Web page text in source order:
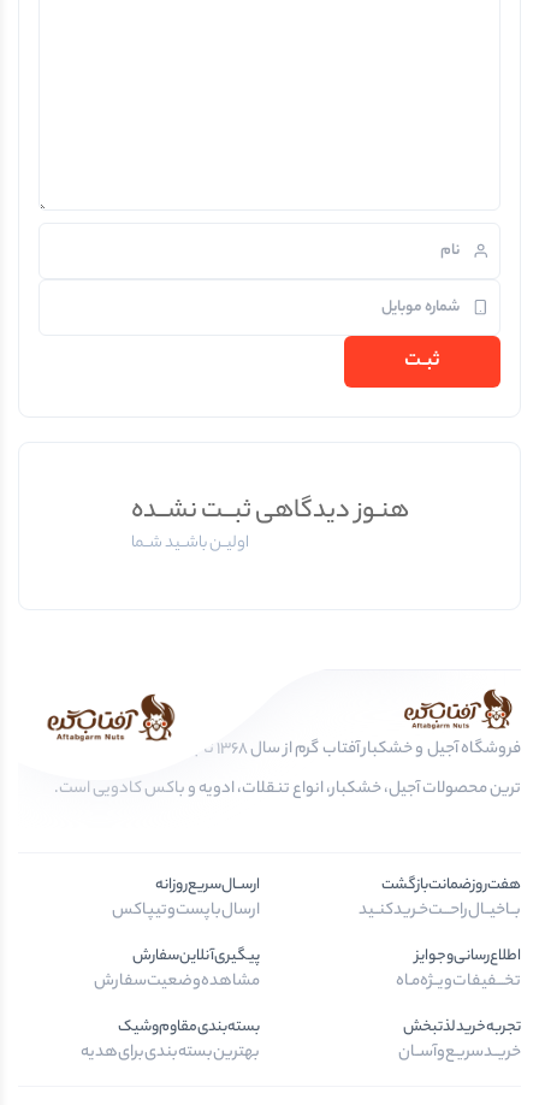
هنـوز دیدگاهی ثبــت نشــده
اولیــن باشــید شــما
فروشگاه آجیل و خشکبار آفتاب گرم از سال 1368 تا به امروز، عرضه کننده مرغوب
ترین محصولات آجیل، خشکبار، انواع تنقلات، ادویه و باکس کادویی است.
هفت‌روز‌ضمانت‌بازگشت
بــا‌خیــال‌راحـــت‌خـرید‌کنــید
ارســال‌سریع‌روزانه
ارسال‌با‌پست‌و‌تیپاکس
اطلاع‌رسانی‌و‌جوایز
تخـــفیفات‌ویــژه‌مـاه
پیگیری‌آنلاین‌سفارش
مشاهده‌وضعیت‌سفارش
تجربه‌خرید‌لذتبخش
خریــد‌سریـع‌و‌آســان
بسته‌بندی‌مقاوم‌وشیک
بهترین‌بسته‌بندی‌برای‌هدیه